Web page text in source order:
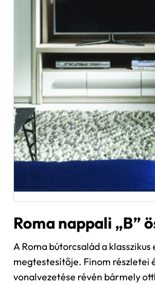
Roma nappali „B”
A Roma bútorcsalád a klasszikus
megtestesítője. Finom részletei
vonalvezetése révén bármely